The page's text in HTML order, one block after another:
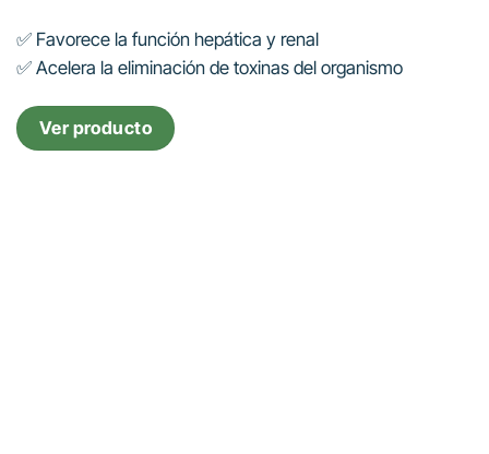
✅ Favorece la función hepática y renal
✅ Acelera la eliminación de toxinas del organismo
Ver producto